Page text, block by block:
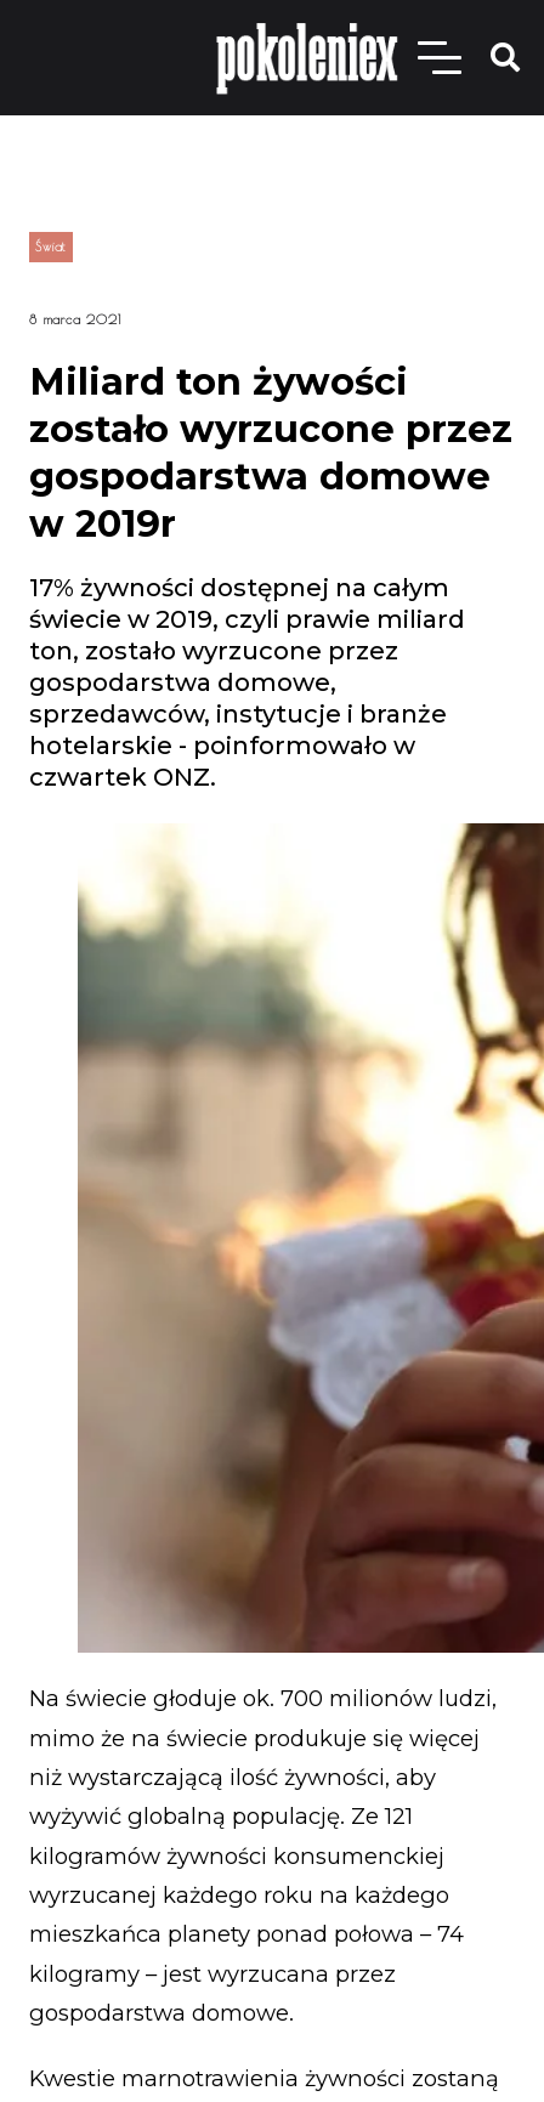
Świat
8 marca 2021
Miliard ton żywości
zostało wyrzucone przez
gospodarstwa domowe
w 2019r
17% żywności dostępnej na całym
świecie w 2019, czyli prawie miliard
ton, zostało wyrzucone przez
gospodarstwa domowe,
sprzedawców, instytucje i branże
hotelarskie - poinformowało w
czwartek ONZ.
Na świecie głoduje ok. 700 milionów ludzi,
mimo że na świecie produkuje się więcej
niż wystarczającą ilość żywności, aby
wyżywić globalną populację. Ze 121
kilogramów żywności konsumenckiej
wyrzucanej każdego roku na każdego
mieszkańca planety ponad połowa – 74
kilogramy – jest wyrzucana przez
gospodarstwa domowe.
Kwestie marnotrawienia żywności zostaną